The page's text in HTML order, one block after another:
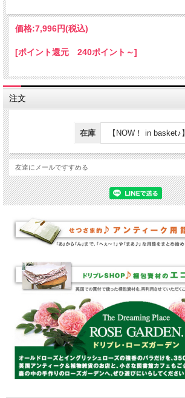
価格:7,996円(税込)
[ポイント還元 240ポイント～]
注文
在庫 【NOW！ in basket♪】
友達にメールですすめる